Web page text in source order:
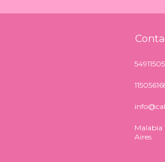
Malabia
Aires